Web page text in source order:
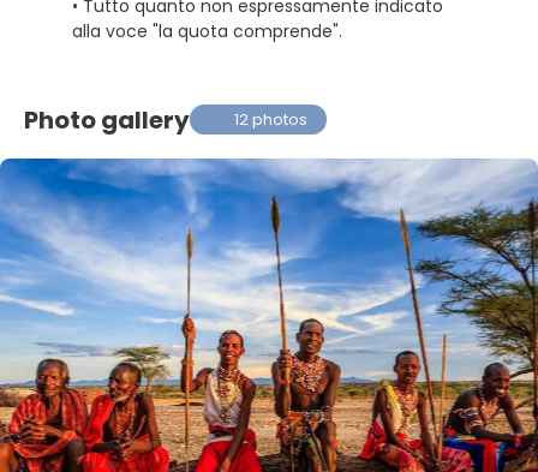
• Tutto quanto non espressamente indicato
alla voce "la quota comprende".
Photo gallery 12 photos